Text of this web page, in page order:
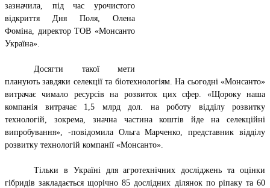
зазначила, під час урочистого
відкриття Дня Поля, Олена
Фоміна, директор ТОВ «Монсанто
Україна».
Досягти такої мети
планують завдяки селекції та біотехнологіям. На сьогодні «Монсанто»
витрачає чимало ресурсів на розвиток цих сфер. «Щороку наша
компанія витрачає 1,5 млрд дол. на роботу відділу розвитку
технологій, зокрема, значна частина коштів йде на селекційні
випробування», -повідомила Ольга Марченко, представник відділу
розвитку технологій компанії «Монсанто».
Тільки в Україні для агротехнічних досліджень та оцінки
гібридів закладається щорічно 85 дослідних ділянок по ріпаку та 60